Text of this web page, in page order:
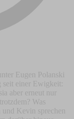
Eugen Polanski
seit einer Ewigkeit:
aber erneut nur
Was
Kevin sprechen